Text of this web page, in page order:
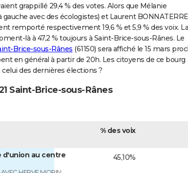
grappillé 29,4 % des votes. Alors que Mélanie
gauche avec des écologistes) et Laurent BONNATERRE
remporté respectivement 19,6 % et 5,9 % des voix. La
là à 47,2 % toujours à Saint-Brice-sous-Rânes. Le
Brice-sous-Rânes (61150) sera affiché le 15 mars
en général à partir de 20h. Les citoyens de ce bourg
des dernières élections ?
Saint-Brice-sous-Rânes
% des voix
d'union au centre
45,10%